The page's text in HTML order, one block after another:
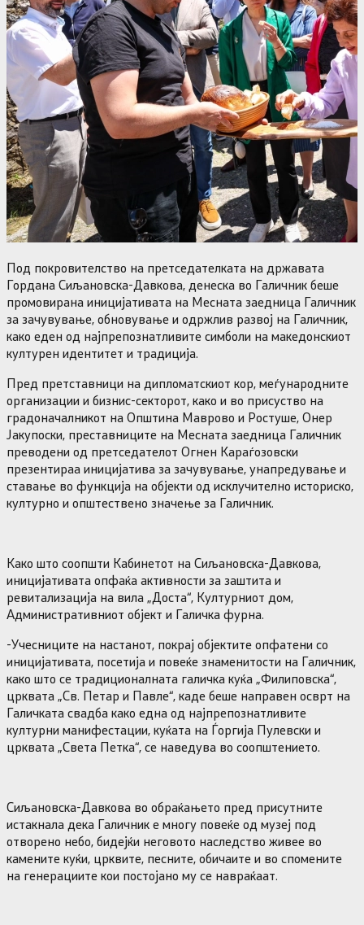
Под покровителство на претседателката на државата
Гордана Сиљановска-Давкова, денеска во Галичник беше
промовирана иницијативата на Месната заедница Галичник
за зачувување, обновување и одржлив развој на Галичник,
како еден од најпрепознатливите симболи на македонскиот
културен идентитет и традиција.
Пред претставници на дипломатскиот кор, меѓународните
организации и бизнис-секторот, како и во присуство на
градоначалникот на Општина Маврово и Ростуше, Онер
Јакупоски, преставниците на Месната заедница Галичник
преводени од претседателот Огнен Караѓозовски
презентираа иницијатива за зачувување, унапредување и
ставање во функција на објекти од исклучително историско,
културно и општествено значење за Галичник.
Како што соопшти Кабинетот на Сиљановска-Давкова,
иницијативата опфаќа активности за заштита и
ревитализација на вила „Доста“, Културниот дом,
Административниот објект и Галичка фурна.
-Учесниците на настанот, покрај објектите опфатени со
иницијативата, посетија и повеќе знаменитости на Галичник,
како што се традиционалната галичка куќа „Филиповска“,
црквата „Св. Петар и Павле“, каде беше направен осврт на
Галичката свадба како една од најпрепознатливите
културни манифестации, куќата на Ѓоргија Пулевски и
црквата „Света Петка“, се наведува во соопштението.
Сиљановска-Давкова во обраќањето пред присутните
истакнала дека Галичник е многу повеќе од музеј под
отворено небо, бидејќи неговото наследство живее во
камените куќи, црквите, песните, обичаите и во спомените
на генерациите кои постојано му се навраќаат.